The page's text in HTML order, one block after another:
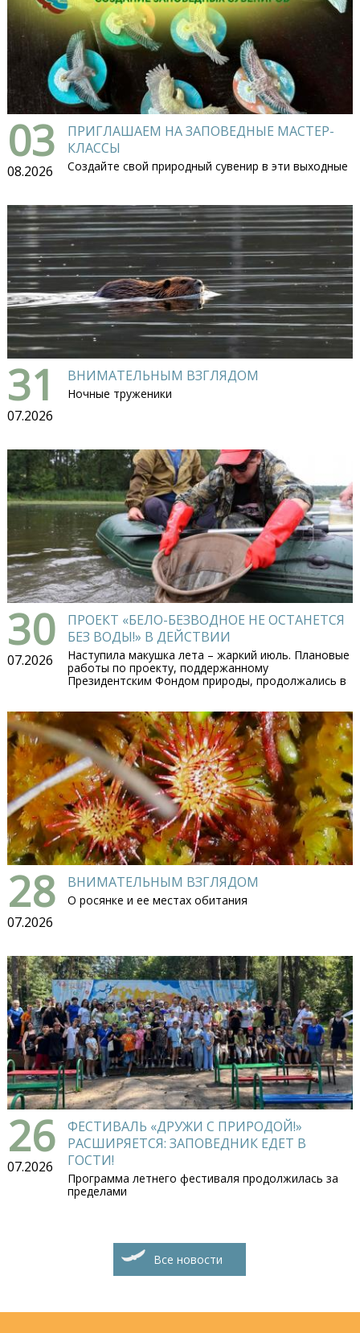
03
08.2026
ПРИГЛАШАЕМ НА ЗАПОВЕДНЫЕ МАСТЕР-
КЛАССЫ
Создайте свой природный сувенир в эти выходные
31
07.2026
ВНИМАТЕЛЬНЫМ ВЗГЛЯДОМ
Ночные труженики
30
07.2026
ПРОЕКТ «БЕЛО-БЕЗВОДНОЕ НЕ ОСТАНЕТСЯ
БЕЗ ВОДЫ!» В ДЕЙСТВИИ
Наступила макушка лета – жаркий июль. Плановые
работы по проекту, поддержанному
Президентским Фондом природы, продолжались в
28
07.2026
ВНИМАТЕЛЬНЫМ ВЗГЛЯДОМ
О росянке и ее местах обитания
26
07.2026
ФЕСТИВАЛЬ «ДРУЖИ С ПРИРОДОЙ!»
РАСШИРЯЕТСЯ: ЗАПОВЕДНИК ЕДЕТ В
ГОСТИ!
Программа летнего фестиваля продолжилась за
пределами
Все новости